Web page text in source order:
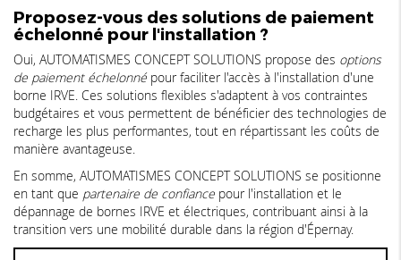
Proposez-vous des solutions de paiement
échelonné pour l'installation ?
Oui, AUTOMATISMES CONCEPT SOLUTIONS propose des options
de paiement échelonnépour faciliter l'accès à l'installation d'une
borne IRVE. Ces solutions flexibles s'adaptent à vos contraintes
budgétaires et vous permettent de bénéficier des technologies de
recharge les plus performantes, tout en répartissant les coûts de
manière avantageuse.
En somme, AUTOMATISMES CONCEPT SOLUTIONS se positionne
en tant que partenaire de confiance pour l'installation et le
dépannage de bornes IRVE et électriques, contribuant ainsi à la
transition vers une mobilité durable dans la région d'Épernay.